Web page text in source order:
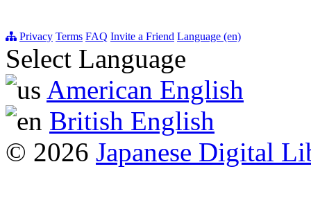
Privacy Terms FAQ Invite a Friend Language (en)
Select Language
American English
British English
© 2026 Japanese Digital